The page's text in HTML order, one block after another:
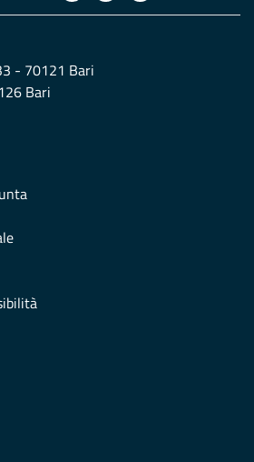
- 70121 Bari
Bari